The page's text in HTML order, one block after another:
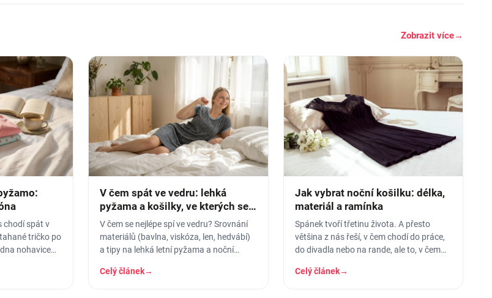
Zobrazit více→
chodí spát v
tričko po
nohavice
V čem spát ve vedru: lehká
pyžama a košilky, ve kterých se
nezapaříte
V čem se nejlépe spí ve vedru? Srovnání
materiálů (bavlna, viskóza, len, hedvábí)
a tipy na lehká letní pyžama a noční
Celý článek→
Jak vybrat noční košilku: délka,
materiál a ramínka
Spánek tvoří třetinu života. A přesto
většina z nás řeší, v čem chodí do práce,
do divadla nebo na rande, ale to, v čem
Celý článek→